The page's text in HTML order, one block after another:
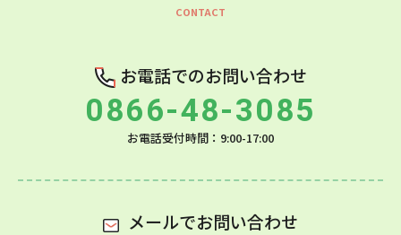
お電話でのお問い合わせ
0866-48-3085
お電話受付時間：9:00-17:00
メールでお問い合わせ